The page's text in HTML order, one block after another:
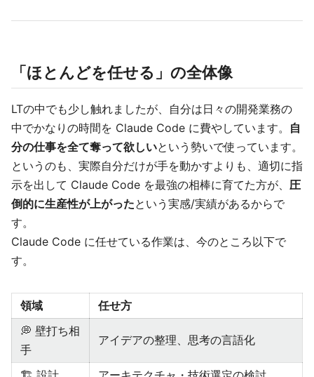
「ほとんどを任せる」の全体像
LTの中でも少し触れましたが、自分は日々の開発業務の
中でかなりの時間を Claude Code に費やしています。 自
分の仕事を全て奪って欲しいという勢いで使っています。
というのも、実際自分だけが手を動かすよりも、適切に指
示を出して Claude Code を最強の相棒に育てた方が、 圧
倒的に生産性が上がったという実感/実績があるからで
す。
Claude Code に任せている作業は、今のところ以下で
す。
領域
任せ方
💭 壁打ち相
手
アイデアの整理、思考の言語化